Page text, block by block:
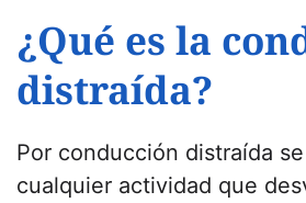
¿Qué es la
distraída?
Por conducción distraída
cualquier actividad que